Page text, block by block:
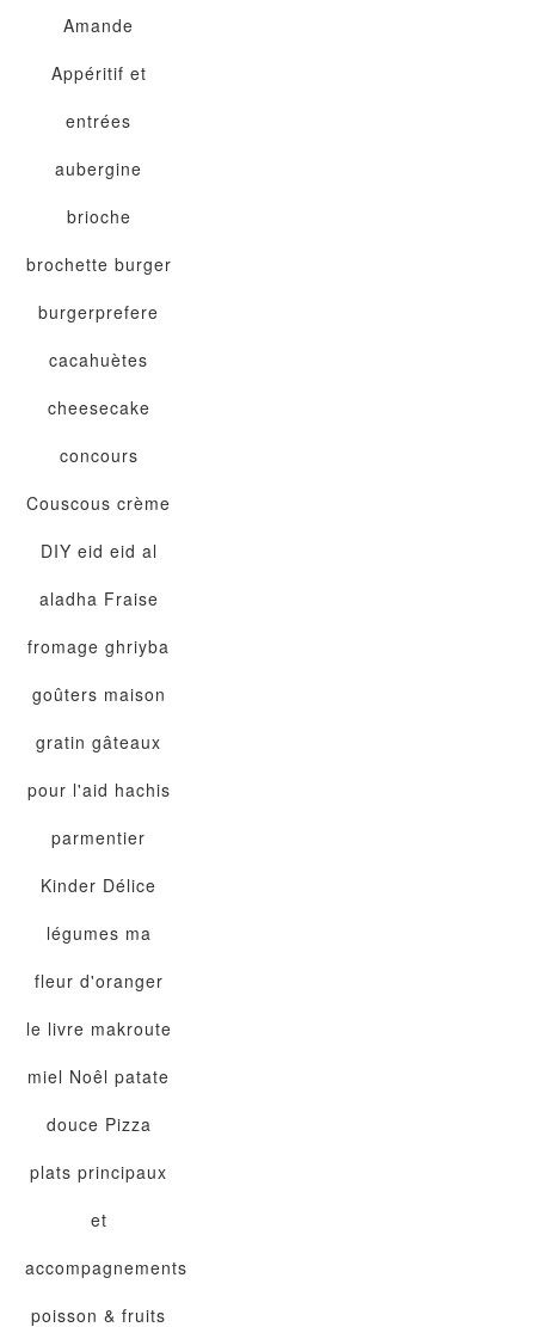
Amande
Appéritif et
entrées
aubergine
brioche
brochette burger
burgerprefere
cacahuètes
cheesecake
concours
Couscous crème
DIY eid eid al
aladha Fraise
fromage ghriyba
goûters maison
gratin gâteaux
pour l'aid hachis
parmentier
Kinder Délice
légumes ma
fleur d'oranger
le livre makroute
miel Noêl patate
douce Pizza
plats principaux
et
accompagnements
poisson & fruits